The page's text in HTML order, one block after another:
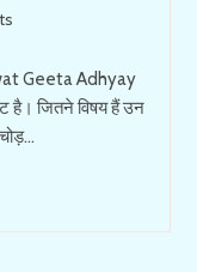
Geeta Adhyay
है। जितने विषय हैं उन